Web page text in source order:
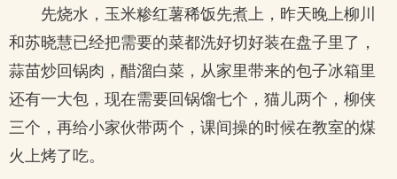
先烧水，玉米糁红薯稀饭先煮上，昨天晚上柳川
和苏晓慧已经把需要的菜都洗好切好装在盘子里了，
蒜苗炒回锅肉，醋溜白菜，从家里带来的包子冰箱里
还有一大包，现在需要回锅馏七个，猫儿两个，柳侠
三个，再给小家伙带两个，课间操的时候在教室的煤
火上烤了吃。